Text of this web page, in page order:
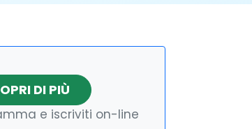
DI PIÙ
e iscriviti on-line